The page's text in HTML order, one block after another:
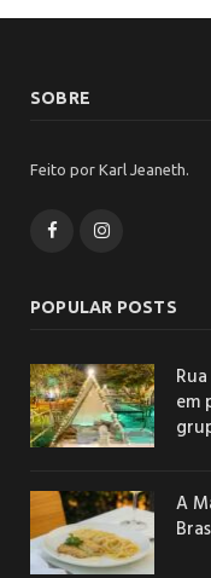
SOBRE
Feito por Karl Jeaneth.
FacebookInstagram
POPULAR POSTS
em
A